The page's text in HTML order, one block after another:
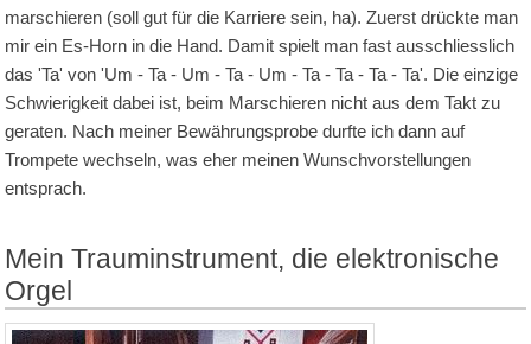
marschieren (soll gut für die Karriere sein, ha). Zuerst drückte man
mir ein Es-Horn in die Hand. Damit spielt man fast ausschliesslich
das 'Ta' von 'Um - Ta - Um - Ta - Um - Ta - Ta - Ta - Ta'. Die einzige
Schwierigkeit dabei ist, beim Marschieren nicht aus dem Takt zu
geraten. Nach meiner Bewährungsprobe durfte ich dann auf
Trompete wechseln, was eher meinen Wunschvorstellungen
entsprach.
Mein Trauminstrument, die elektronische
Orgel